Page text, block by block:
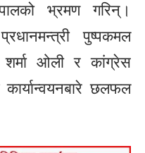
भ्रमण गरिन्।
पुष्पकमल
शर्मा ओली र कांग्रेस
छलफल